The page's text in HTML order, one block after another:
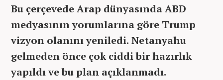
Bu çerçevede Arap dünyasında ABD
medyasının yorumlarına göre Trump
vizyon olanını yeniledi. Netanyahu
gelmeden önce çok ciddi bir hazırlık
yapıldı ve bu plan açıklanmadı.